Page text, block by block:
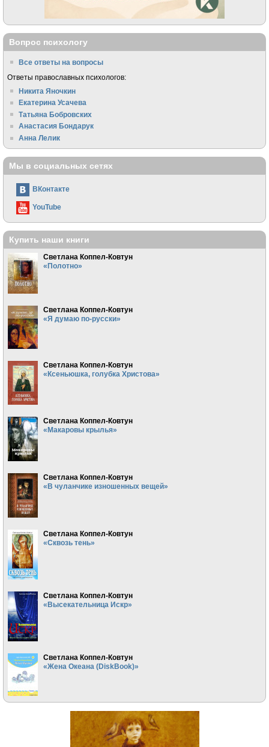
Вопрос психологу
Все ответы на вопросы
Ответы православных психологов:
Никита Яночкин
Екатерина Усачева
Татьяна Бобровских
Анастасия Бондарук
Анна Лелик
Мы в социальных сетях
ВКонтакте
YouTube
Купить наши книги
Светлана Коппел-Ковтун
«Полотно»
Светлана Коппел-Ковтун
«Я думаю по-русски»
Светлана Коппел-Ковтун
«Ксеньюшка, голубка Христова»
Светлана Коппел-Ковтун
«Макаровы крылья»
Светлана Коппел-Ковтун
«В чуланчике изношенных вещей»
Светлана Коппел-Ковтун
«Сквозь тень»
Светлана Коппел-Ковтун
«Высекательница Искр»
Светлана Коппел-Ковтун
«Жена Океана (DiskBook)»